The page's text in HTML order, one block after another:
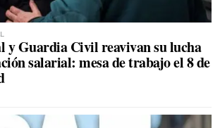
y Guardia Civil reavivan su lucha
salarial: mesa de trabajo el 8 de